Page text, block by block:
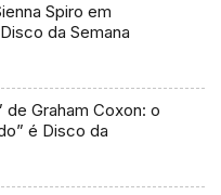
Spiro em
da Semana
de Graham Coxon: o
é Disco da